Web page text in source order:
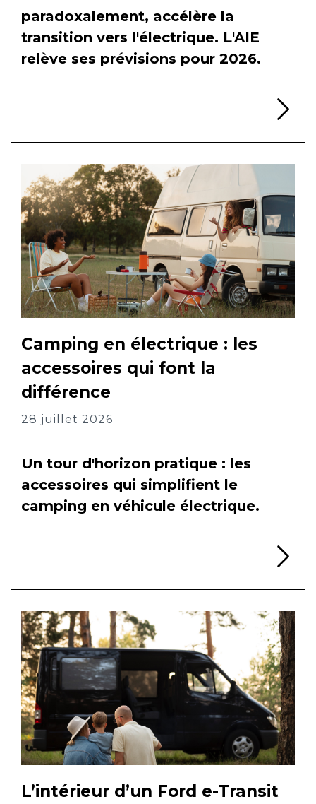
paradoxalement, accélère la
transition vers l'électrique. L'AIE
relève ses prévisions pour 2026.
Camping en électrique : les
accessoires qui font la
différence
28 juillet 2026
Un tour d'horizon pratique : les
accessoires qui simplifient le
camping en véhicule électrique.
L’intérieur d’un Ford e-Transit